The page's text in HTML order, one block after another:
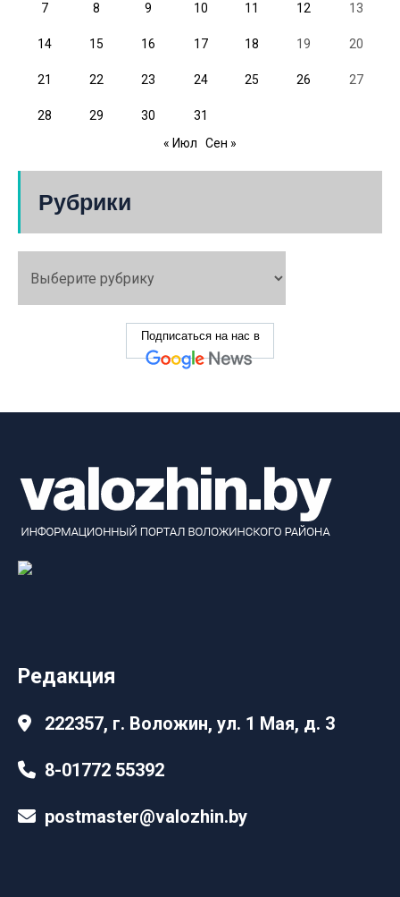
7 8 9 10 11 12 13
14 15 16 17 18 19 20
21 22 23 24 25 26 27
28 29 30
31
« Июл
Сен »
Рубрики
Подписаться на нас в
Редакция
222357, г. Воложин, ул. 1 Мая, д. 3
8-01772 55392
postmaster@valozhin.by